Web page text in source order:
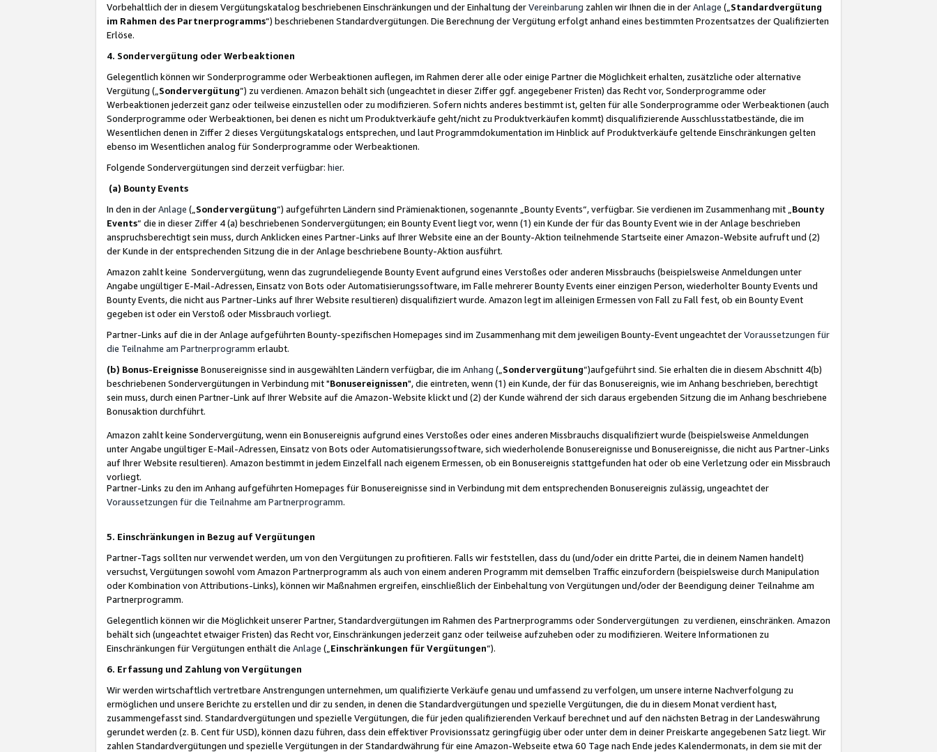
Vorbehaltlich der in diesem Vergütungskatalog beschriebenen Einschränkungen und der Einhaltung derVereinbarung zahlen wir Ihnen die in derAnlage („ Standardvergütung
im Rahmen des Partnerprogramms“) beschriebenen Standardvergütungen. Die Berechnung der Vergütung erfolgt anhand eines bestimmten Prozentsatzes der Qualifizierten
Erlöse.
4. Sondervergütung oder Werbeaktionen
Gelegentlich können wir Sonderprogramme oder Werbeaktionen auflegen, im Rahmen derer alle oder einige Partner die Möglichkeit erhalten, zusätzliche oder alternative
Vergütung („ Sondervergütung”) zu verdienen. Amazon behält sich (ungeachtet in dieser Ziffer ggf. angegebener Fristen) das Recht vor, Sonderprogramme oder
Werbeaktionen jederzeit ganz oder teilweise einzustellen oder zu modifizieren. Sofern nichts anderes bestimmt ist, gelten für alle Sonderprogramme oder Werbeaktionen (auch
Sonderprogramme oder Werbeaktionen, bei denen es nicht um Produktverkäufe geht/nicht zu Produktverkäufen kommt) disqualifizierende Ausschlusstatbestände, die im
Wesentlichen denen in Ziffer 2 dieses Vergütungskatalogs entsprechen, und laut Programmdokumentation im Hinblick auf Produktverkäufe geltende Einschränkungen gelten
ebenso im Wesentlichen analog für Sonderprogramme oder Werbeaktionen.
Folgende Sondervergütungen sind derzeit verfügbar: hier.
(a) Bounty Events
In den in derAnlage („ Sondervergütung“) aufgeführten Ländern sind Prämienaktionen, sogenannte „Bounty Events“, verfügbar. Sie verdienen im Zusammenhang mit „ Bounty
Events“ die in dieser Ziffer 4 (a) beschriebenen Sondervergütungen; ein Bounty Event liegt vor, wenn (1) ein Kunde der für das Bounty Event wie in der Anlage beschrieben
anspruchsberechtigt sein muss, durch Anklicken eines Partner-Links auf Ihrer Website eine an der Bounty-Aktion teilnehmende Startseite einer Amazon-Website aufruft und (2)
der Kunde in der entsprechenden Sitzung die in der Anlage beschriebene Bounty-Aktion ausführt.
Amazon zahlt keine Sondervergütung, wenn das zugrundeliegende Bounty Event aufgrund eines Verstoßes oder anderen Missbrauchs (beispielsweise Anmeldungen unter
Angabe ungültiger E-Mail-Adressen, Einsatz von Bots oder Automatisierungssoftware, im Falle mehrerer Bounty Events einer einzigen Person, wiederholter Bounty Events und
Bounty Events, die nicht aus Partner-Links auf Ihrer Website resultieren) disqualifiziert wurde. Amazon legt im alleinigen Ermessen von Fall zu Fall fest, ob ein Bounty Event
gegeben ist oder ein Verstoß oder Missbrauch vorliegt.
Partner-Links auf die in der Anlage aufgeführten Bounty-spezifischen Homepages sind im Zusammenhang mit dem jeweiligen Bounty-Event ungeachtet derVoraussetzungen für
die Teilnahme am Partnerprogramm erlaubt.
(b) Bonus-Ereignisse Bonusereignisse sind in ausgewählten Ländern verfügbar, die im Anhang („ Sondervergütung“)aufgeführt sind. Sie erhalten die in diesem Abschnitt 4(b)
beschriebenen Sondervergütungen in Verbindung mit "Bonusereignissen", die eintreten, wenn (1) ein Kunde, der für das Bonusereignis, wie im Anhang beschrieben, berechtigt
sein muss, durch einen Partner-Link auf Ihrer Website auf die Amazon-Website klickt und (2) der Kunde während der sich daraus ergebenden Sitzung die im Anhang beschriebene
Bonusaktion durchführt.
Amazon zahlt keine Sondervergütung, wenn ein Bonusereignis aufgrund eines Verstoßes oder eines anderen Missbrauchs disqualifiziert wurde (beispielsweise Anmeldungen
unter Angabe ungültiger E-Mail-Adressen, Einsatz von Bots oder Automatisierungssoftware, sich wiederholende Bonusereignisse und Bonusereignisse, die nicht aus Partner-Links
auf Ihrer Website resultieren). Amazon bestimmt in jedem Einzelfall nach eigenem Ermessen, ob ein Bonusereignis stattgefunden hat oder ob eine Verletzung oder ein Missbrauch
vorliegt.
Partner-Links zu den im Anhang aufgeführten Homepages für Bonusereignisse sind in Verbindung mit dem entsprechenden Bonusereignis zulässig, ungeachtet der
Voraussetzungen für die Teilnahme am Partnerprogramm.
5. Einschränkungen in Bezug auf Vergütungen
Partner-Tags sollten nur verwendet werden, um von den Vergütungen zu profitieren. Falls wir feststellen, dass du (und/oder ein dritte Partei, die in deinem Namen handelt)
versuchst, Vergütungen sowohl vom Amazon Partnerprogramm als auch von einem anderen Programm mit demselben Traffic einzufordern (beispielsweise durch Manipulation
oder Kombination von Attributions-Links), können wir Maßnahmen ergreifen, einschließlich der Einbehaltung von Vergütungen und/oder der Beendigung deiner Teilnahme am
Partnerprogramm.
Gelegentlich können wir die Möglichkeit unserer Partner, Standardvergütungen im Rahmen des Partnerprogramms oder Sondervergütungen zu verdienen, einschränken. Amazon
behält sich (ungeachtet etwaiger Fristen) das Recht vor, Einschränkungen jederzeit ganz oder teilweise aufzuheben oder zu modifizieren. Weitere Informationen zu
Einschränkungen für Vergütungen enthält die Anlage („ Einschränkungen für Vergütungen“).
6. Erfassung und Zahlung von Vergütungen
Wir werden wirtschaftlich vertretbare Anstrengungen unternehmen, um qualifizierte Verkäufe genau und umfassend zu verfolgen, um unsere interne Nachverfolgung zu
ermöglichen und unsere Berichte zu erstellen und dir zu senden, in denen die Standardvergütungen und spezielle Vergütungen, die du in diesem Monat verdient hast,
zusammengefasst sind. Standardvergütungen und spezielle Vergütungen, die für jeden qualifizierenden Verkauf berechnet und auf den nächsten Betrag in der Landeswährung
gerundet werden (z. B. Cent für USD), können dazu führen, dass dein effektiver Provisionssatz geringfügig über oder unter dem in deiner Preiskarte angegebenen Satz liegt. Wir
zahlen Standardvergütungen und spezielle Vergütungen in der Standardwährung für eine Amazon-Webseite etwa 60 Tage nach Ende jedes Kalendermonats, in dem sie mit der